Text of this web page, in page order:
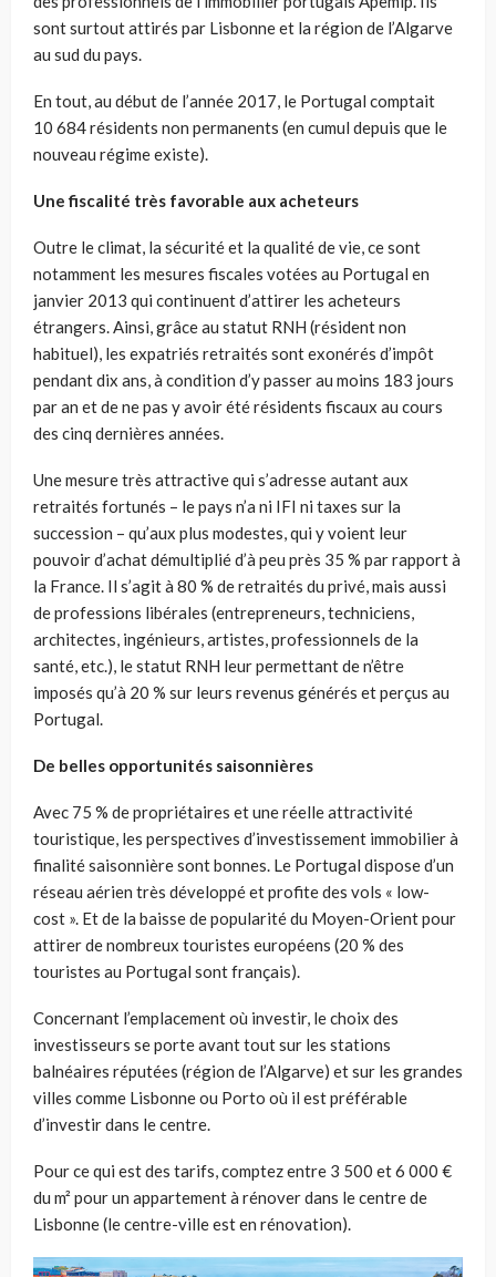
sont surtout attirés par Lisbonne et la région de l’Algarve
au sud du pays.
En tout, au début de l’année 2017, le Portugal comptait
10 684 résidents non permanents (en cumul depuis que le
nouveau régime existe).
Une fiscalité très favorable aux acheteurs
Outre le climat, la sécurité et la qualité de vie, ce sont
notamment les mesures fiscales votées au Portugal en
janvier 2013 qui continuent d’attirer les acheteurs
étrangers. Ainsi, grâce au statut RNH (résident non
habituel), les expatriés retraités sont exonérés d’impôt
pendant dix ans, à condition d’y passer au moins 183 jours
par an et de ne pas y avoir été résidents fiscaux au cours
des cinq dernières années.
Une mesure très attractive qui s’adresse autant aux
retraités fortunés – le pays n’a ni IFI ni taxes sur la
succession – qu’aux plus modestes, qui y voient leur
pouvoir d’achat démultiplié d’à peu près 35 % par rapport à
la France. Il s’agit à 80 % de retraités du privé, mais aussi
de professions libérales (entrepreneurs, techniciens,
architectes, ingénieurs, artistes, professionnels de la
santé, etc.), le statut RNH leur permettant de n’être
imposés qu’à 20 % sur leurs revenus générés et perçus au
Portugal.
De belles opportunités saisonnières
Avec 75 % de propriétaires et une réelle attractivité
touristique, les perspectives d’investissement immobilier à
finalité saisonnière sont bonnes. Le Portugal dispose d’un
réseau aérien très développé et profite des vols « low-
cost ». Et de la baisse de popularité du Moyen-Orient pour
attirer de nombreux touristes européens (20 % des
touristes au Portugal sont français).
Concernant l’emplacement où investir, le choix des
investisseurs se porte avant tout sur les stations
balnéaires réputées (région de l’Algarve) et sur les grandes
villes comme Lisbonne ou Porto où il est préférable
d’investir dans le centre.
Pour ce qui est des tarifs, comptez entre 3 500 et 6 000 €
du m² pour un appartement à rénover dans le centre de
Lisbonne (le centre-ville est en rénovation).